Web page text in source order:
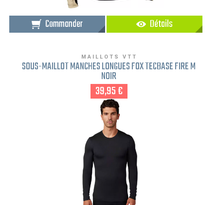
Commander Détails
MAILLOTS VTT
SOUS-MAILLOT MANCHES LONGUES FOX TECBASE FIRE M
NOIR
39,95 €